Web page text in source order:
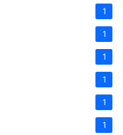
1
1
1
1
1
1